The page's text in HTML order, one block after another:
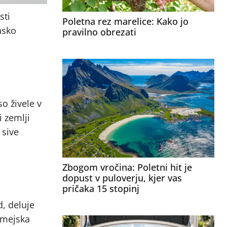
živele v
zemlji
deluje
Poletna rez marelice: Kako jo
pravilno obrezati
Zbogom vročina: Poletni hit je
dopust v puloverju, kjer vas
pričaka 15 stopinj